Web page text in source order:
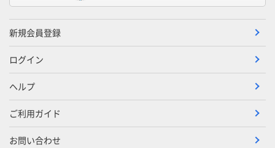
新規会員登録
ログイン
ヘルプ
ご利用ガイド
お問い合わせ